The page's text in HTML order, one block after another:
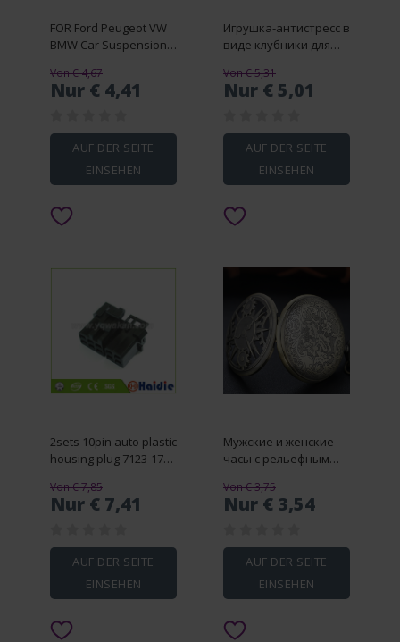
FOR Ford Peugeot VW
BMW Car Suspension
Extension Extensi Steel
Suspension Tool
Quality E6V8
Von € 4,67
Nur € 4,41
AUF DER SEITE
EINSEHEN
Игрушка-антистресс в
виде клубники для
борьбы с гневом,
подарок для детей и
средство
Von € 5,31
Nur € 5,01
AUF DER SEITE
EINSEHEN
2sets 10pin auto plastic
housing plug 7123-1709
connector 7123-1709-90
Von € 7,85
Nur € 7,41
AUF DER SEITE
EINSEHEN
Мужские и женские
часы с рельефным
ремешком,
винтажные
карманные часы в
стиле стимпанк, с
цепочкой на
цепочке, с подвеской
Von € 3,75
Nur € 3,54
AUF DER SEITE
EINSEHEN